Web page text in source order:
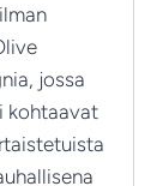
jossa
kohtaavat